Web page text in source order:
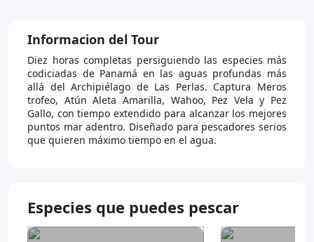
Informacion del Tour
Diez horas completas persiguiendo las especies más
codiciadas de Panamá en las aguas profundas más
allá del Archipiélago de Las Perlas. Captura Meros
trofeo, Atún Aleta Amarilla, Wahoo, Pez Vela y Pez
Gallo, con tiempo extendido para alcanzar los mejores
puntos mar adentro. Diseñado para pescadores serios
que quieren máximo tiempo en el agua.
Especies que puedes pescar